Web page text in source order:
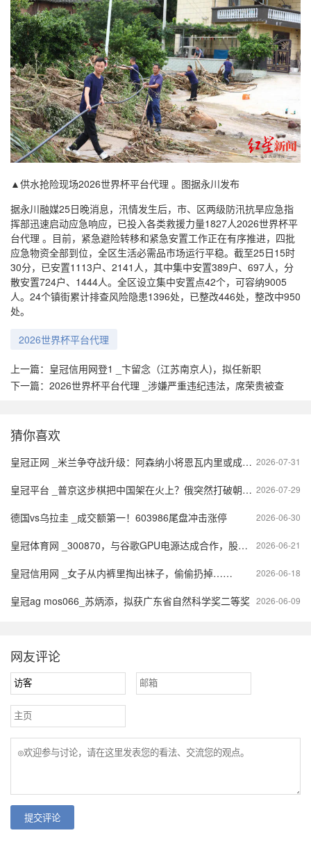
▲供水抢险现场2026世界杯平台代理 。图据永川发布
据永川融媒25日晚消息，汛情发生后，市、区两级防汛抗旱应急指
挥部迅速启动应急响应，已投入各类救援力量1827人2026世界杯平
台代理 。目前，紧急避险转移和紧急安置工作正在有序推进，四批
应急物资全部到位，全区生活必需品市场运行平稳。截至25日15时
30分，已安置1113户、2141人，其中集中安置389户、697人，分
散安置724户、1444人。全区设立集中安置点42个，可容纳9005
人。24个镇街累计排查风险隐患1396处，已整改446处，整改中950
处。
2026世界杯平台代理
上一篇： 皇冠信用网登1 _卞留念（江苏南京人)，拟任新职
下一篇： 2026世界杯平台代理 _涉嫌严重违纪违法，席荣贵被查
猜你喜欢
2026-07-31
皇冠正网 _米兰争夺战升级：阿森纳小将恩瓦内里或成新一代球星的转折点
2026-07-29
皇冠平台 _普京这步棋把中国架在火上？俄突然打破朝核20年约定
2026-06-30
德国vs乌拉圭 _成交额第一！603986尾盘冲击涨停
2026-06-21
皇冠体育网 _300870，与谷歌GPU电源达成合作，股价创历史新高
2026-06-18
皇冠信用网 _女子从内裤里掏出袜子，偷偷扔掉……
2026-06-09
皇冠ag mos066_苏炳添，拟获广东省自然科学奖二等奖
网友评论
提交评论